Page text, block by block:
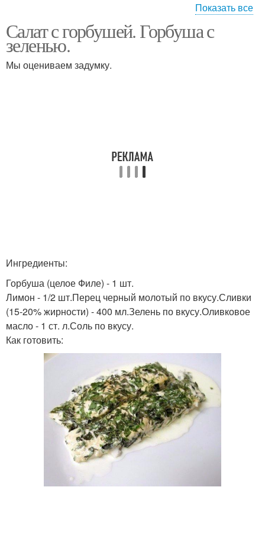
Салат с отварной
горбушей
Салат с
консервированной
Салаты с помидорами
Салат с курицей
Салат с рукколой
Салат с вялеными
помидорами
Диетический салат
Вкусные салаты
Показать все
Салат с горбушей. Горбуша с
зеленью.
Мы оцениваем задумку.
Ингредиенты:
Горбуша (целое Филе) - 1 шт.
Лимон - 1/2 шт.Перец черный молотый по вкусу.Сливки
(15-20% жирности) - 400 мл.Зелень по вкусу.Оливковое
масло - 1 ст. л.Соль по вкусу.
Как готовить: